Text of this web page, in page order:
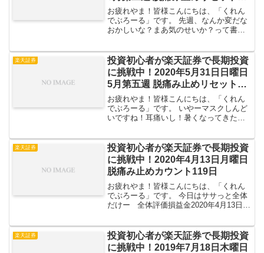
日目
お疲れやま！皆様こんにちは、「くれん
でぶろーる」です。 先週、なんか変だな
おかしいな？まあ気のせいか？って書い
になってるでしょうけど、みんなコロナ
ショックで慣れち...
楽天証券
投資初心者が楽天証券で長期投資
に挑戦中！2020年5月31日日曜日
5月第五週 脱痛み止めリセット23
日目
お疲れやま！皆様こんにちは、「くれん
でぶろーる」です。 いやーマスクしんど
いですね！耳痛いし！暑くなってきた
う。 全体評価損益国内株投資信託楽ラ
ップ外国債券金2020...
楽天証券
投資初心者が楽天証券で長期投資
に挑戦中！2020年4月13日月曜日
脱痛み止めカウント119日
お疲れやま！皆様こんにちは、「くれん
でぶろーる」です。 今日はササっと全体
だけー 全体評価損益金2020年4月13日
は-406,433 円 7201日...
楽天証券
投資初心者が楽天証券で長期投資
に挑戦中！2019年7月18日木曜日